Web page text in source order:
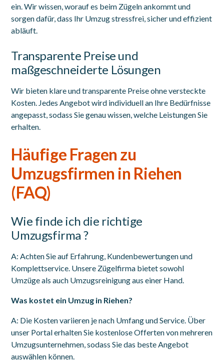
ein. Wir wissen, worauf es beim Zügeln ankommt und
sorgen dafür, dass Ihr Umzug stressfrei, sicher und effizient
abläuft.
Transparente Preise und
maßgeschneiderte Lösungen
Wir bieten klare und transparente Preise ohne versteckte
Kosten. Jedes Angebot wird individuell an Ihre Bedürfnisse
angepasst, sodass Sie genau wissen, welche Leistungen Sie
erhalten.
Häufige Fragen zu
Umzugsfirmen in Riehen
(FAQ)
Wie finde ich die richtige
Umzugsfirma ?
A: Achten Sie auf Erfahrung, Kundenbewertungen und
Komplettservice. Unsere Zügelfirma bietet sowohl
Umzüge als auch Umzugsreinigung aus einer Hand.
Was kostet ein Umzug in Riehen?
A: Die Kosten variieren je nach Umfang und Service. Über
unser Portal erhalten Sie kostenlose Offerten von mehreren
Umzugsunternehmen, sodass Sie das beste Angebot
auswählen können.